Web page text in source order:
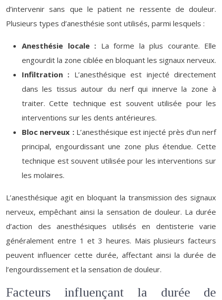
d’intervenir sans que le patient ne ressente de douleur.
Plusieurs types d’anesthésie sont utilisés, parmi lesquels :
Anesthésie locale : La forme la plus courante. Elle
engourdit la zone ciblée en bloquant les signaux nerveux.
Infiltration : L’anesthésique est injecté directement
dans les tissus autour du nerf qui innerve la zone à
traiter. Cette technique est souvent utilisée pour les
interventions sur les dents antérieures.
Bloc nerveux : L’anesthésique est injecté près d’un nerf
principal, engourdissant une zone plus étendue. Cette
technique est souvent utilisée pour les interventions sur
les molaires.
L’anesthésique agit en bloquant la transmission des signaux
nerveux, empêchant ainsi la sensation de douleur. La durée
d’action des anesthésiques utilisés en dentisterie varie
généralement entre 1 et 3 heures. Mais plusieurs facteurs
peuvent influencer cette durée, affectant ainsi la durée de
l’engourdissement et la sensation de douleur.
Facteurs influençant la durée de